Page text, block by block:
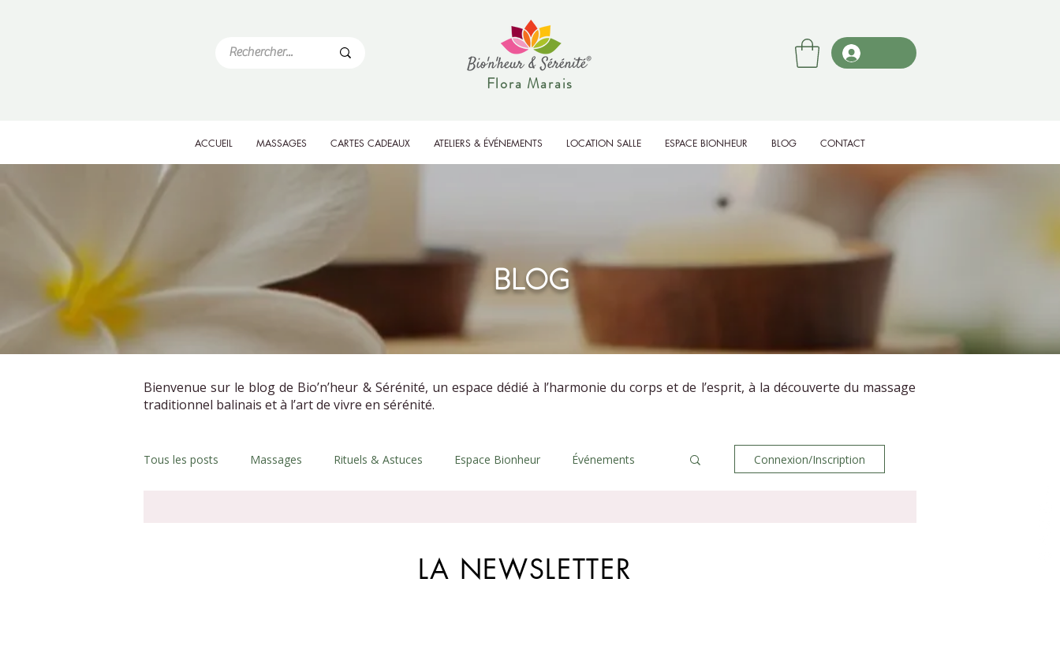
Flora Marais
ACCUEIL MASSAGES CARTES CADEAUX ATELIERS & ÉVÉNEMENTS LOCATION SALLE ESPACE BIONHEUR BLOG CONTACT
BLOG
Bienvenue sur le blog de Bio’n’heur & Sérénité, un espace dédié à l’harmonie du corps et de l’esprit, à la découverte du massage
traditionnel balinais et à l’art de vivre en sérénité.
Tous les posts Massages Rituels & Astuces Espace Bionheur Événements Connexion/Inscription
LA NEWSLETTER